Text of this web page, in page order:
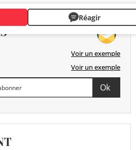
Réagir
Voir un exemple
Voir un exemple